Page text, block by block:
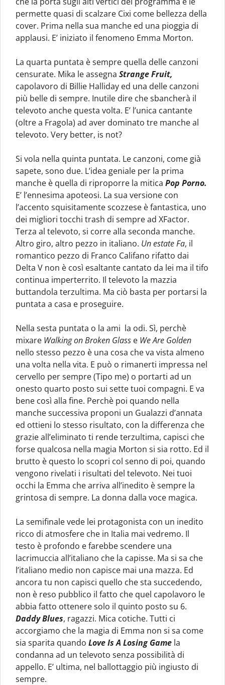
permette quasi di scalzare Cixi come bellezza della
cover. Prima nella sua manche ed una pioggia di
applausi. E’ iniziato il fenomeno Emma Morton.
La quarta puntata è sempre quella delle canzoni
censurate. Mika le assegna Strange Fruit,
capolavoro di Billie Halliday ed una delle canzoni
più belle di sempre. Inutile dire che sbancherà il
televoto anche questa volta. E’ l’unica cantante
(oltre a Fragola) ad aver dominato tre manche al
televoto. Very better, is not?
Si vola nella quinta puntata. Le canzoni, come già
sapete, sono due. L’idea geniale per la prima
manche è quella di riproporre la mitica Pop Porno.
E’ l’ennesima apoteosi. La sua versione con
l’accento squisitamente scozzese è fantastica, uno
dei migliori tocchi trash di sempre ad XFactor.
Terza al televoto, si corre alla seconda manche.
Altro giro, altro pezzo in italiano. Un estate Fa, il
romantico pezzo di Franco Califano rifatto dai
Delta V non è così esaltante cantato da lei ma il tifo
continua imperterrito. Il televoto la mazzia
buttandola terzultima. Ma ciò basta per portarsi la
puntata a casa e proseguire.
Nella sesta puntata o la ami la odi. Sì, perchè
mixare Walking on Broken Glass e We Are Golden
nello stesso pezzo è una cosa che va vista almeno
una volta nella vita. E può o rimanerti impressa nel
cervello per sempre (Tipo me) o portarti ad un
onesto quarto posto sui sette tuoi compagni. E va
bene così alla fine. Perchè poi quando nella
manche successiva proponi un Gualazzi d’annata
ed ottieni lo stesso risultato, con la differenza che
grazie all’eliminato ti rende terzultima, capisci che
forse qualcosa nella magia Morton si sia rotto. Ed il
brutto è questo lo scopri col senno di poi, quando
vengono rivelati i risultati del televoto. Nei tuoi
occhi la Emma che arriva all’inedito è sempre la
grintosa di sempre. La donna dalla voce magica.
La semifinale vede lei protagonista con un inedito
ricco di atmosfere che in Italia mai vedremo. Il
testo è profondo e farebbe scendere una
lacrimuccia all’italiano che la capisse. Ma si sa che
l’italiano medio non capisce mai una mazza. Ed
ancora tu non capisci quello che sta succedendo,
non è reso pubblico il fatto che quel capolavoro le
abbia fatto ottenere solo il quinto posto su 6.
Daddy Blues, ragazzi. Mica cotiche. Tutti ci
accorgiamo che la magia di Emma non si sa come
sia sparita quando Love Is A Losing Game la
condanna ad un televoto senza possibilità di
appello. E’ ultima, nel ballottaggio più ingiusto di
sempre.